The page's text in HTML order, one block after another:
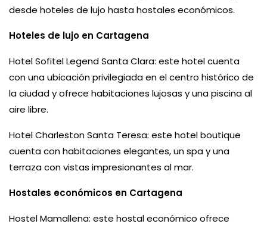
desde hoteles de lujo hasta hostales económicos.
Hoteles de lujo en Cartagena
Hotel Sofitel Legend Santa Clara: este hotel cuenta
con una ubicación privilegiada en el centro histórico de
la ciudad y ofrece habitaciones lujosas y una piscina al
aire libre.
Hotel Charleston Santa Teresa: este hotel boutique
cuenta con habitaciones elegantes, un spa y una
terraza con vistas impresionantes al mar.
Hostales económicos en Cartagena
Hostel Mamallena: este hostal económico ofrece